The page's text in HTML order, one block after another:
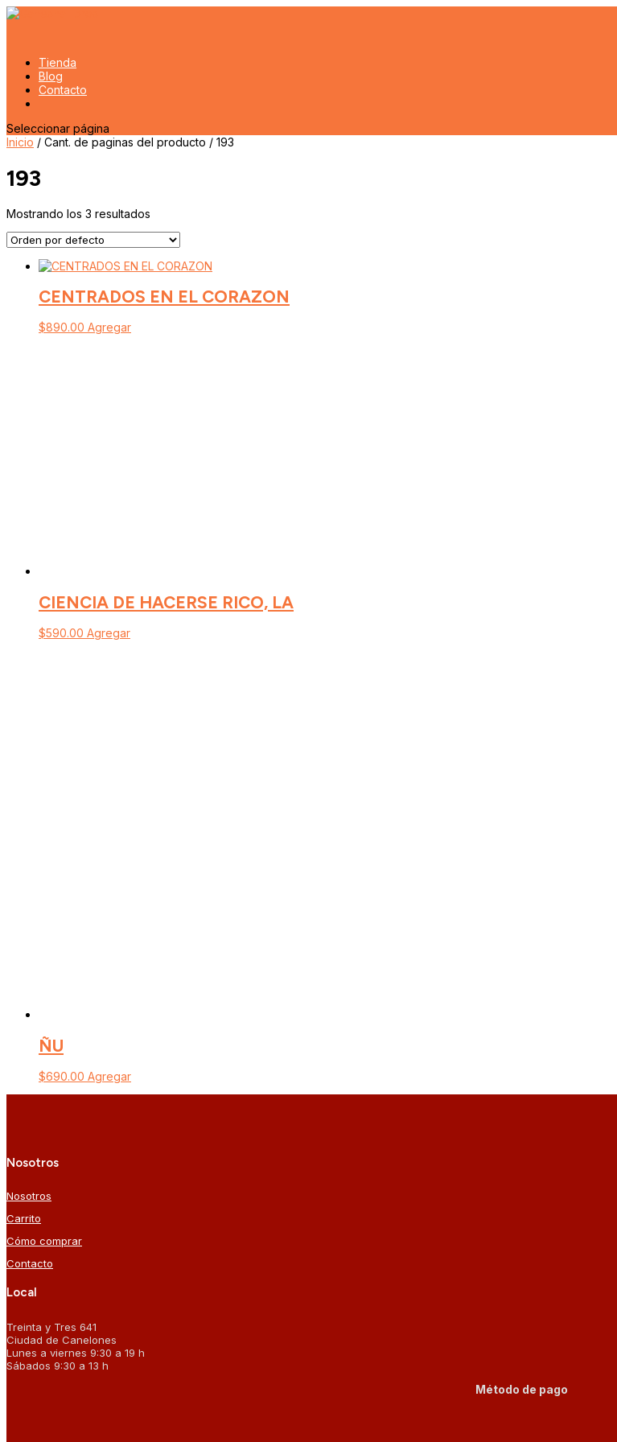
Tienda
Blog
Contacto
Seleccionar página
Inicio / Cant. de paginas del producto / 193
193
Mostrando los 3 resultados
CENTRADOS EN EL CORAZON
$890.00 Agregar
CIENCIA DE HACERSE RICO, LA
$590.00 Agregar
ÑU
$690.00 Agregar
Nosotros
Nosotros
Carrito
Cómo comprar
Contacto
Local
Treinta y Tres 641
Ciudad de Canelones
Lunes a viernes 9:30 a 19 h
Sábados 9:30 a 13 h
Método de pago